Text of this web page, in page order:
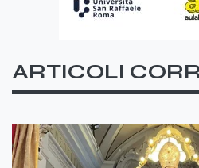
ARTICOLI